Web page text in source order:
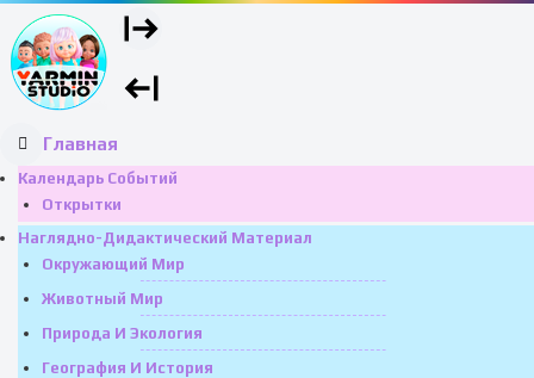
Главная
Календарь Событий
Открытки
Наглядно-Дидактический Материал
Окружающий Мир
Животный Мир
Природа И Экология
География И История